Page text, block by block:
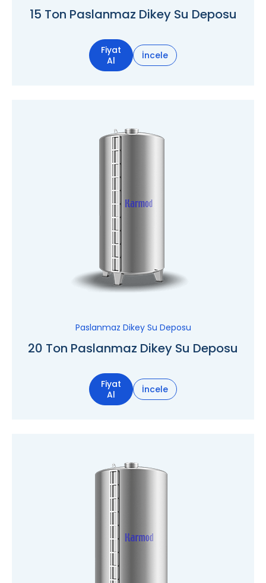
15 Ton Paslanmaz Dikey Su Deposu
Fiyat
Al
İncele
Paslanmaz Dikey Su Deposu
20 Ton Paslanmaz Dikey Su Deposu
Fiyat
Al
İncele